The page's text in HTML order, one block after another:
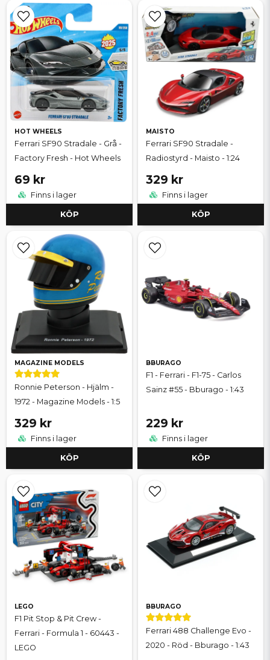
HOT WHEELS
Ferrari SF90 Stradale - Grå -
Factory Fresh - Hot Wheels
69 kr
Finns i lager
KÖP
MAISTO
Ferrari SF90 Stradale -
Radiostyrd - Maisto - 1:24
329 kr
Finns i lager
KÖP
MAGAZINE MODELS
Ronnie Peterson - Hjälm -
1972 - Magazine Models - 1:5
329 kr
Finns i lager
KÖP
BBURAGO
F1 - Ferrari - F1-75 - Carlos
Sainz #55 - Bburago - 1:43
229 kr
Finns i lager
KÖP
LEGO
F1 Pit Stop & Pit Crew -
Ferrari - Formula 1 - 60443 -
LEGO
BBURAGO
Ferrari 488 Challenge Evo -
2020 - Röd - Bburago - 1:43